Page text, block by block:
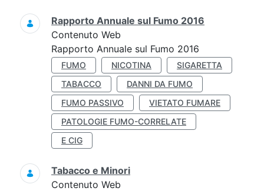
Rapporto Annuale sul Fumo 2016
Contenuto Web
Rapporto Annuale sul Fumo 2016
FUMO NICOTINA
SIGARETTA
TABACCO
DANNI DA FUMO
FUMO PASSIVO
VIETATO FUMARE
PATOLOGIE FUMO-CORRELATE
E CIG
Tabacco e Minori
Contenuto Web